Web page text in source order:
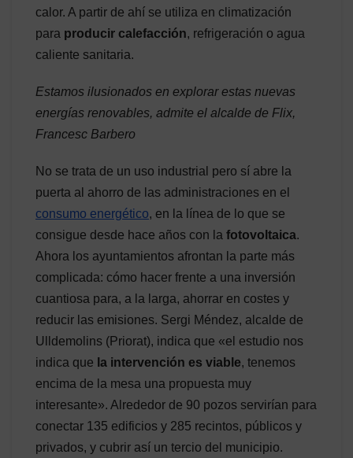
calor. A partir de ahí se utiliza en climatización
para producir calefacción, refrigeración o agua
caliente sanitaria.
Estamos ilusionados en explorar estas nuevas
energías renovables, admite el alcalde de Flix,
Francesc Barbero
No se trata de un uso industrial pero sí abre la
puerta al ahorro de las administraciones en el
consumo energético, en la línea de lo que se
consigue desde hace años con la fotovoltaica.
Ahora los ayuntamientos afrontan la parte más
complicada: cómo hacer frente a una inversión
cuantiosa para, a la larga, ahorrar en costes y
reducir las emisiones. Sergi Méndez, alcalde de
Ulldemolins (Priorat), indica que «el estudio nos
indica que la intervención es viable, tenemos
encima de la mesa una propuesta muy
interesante». Alrededor de 90 pozos servirían para
conectar 135 edificios y 285 recintos, públicos y
privados, y cubrir así un tercio del municipio.